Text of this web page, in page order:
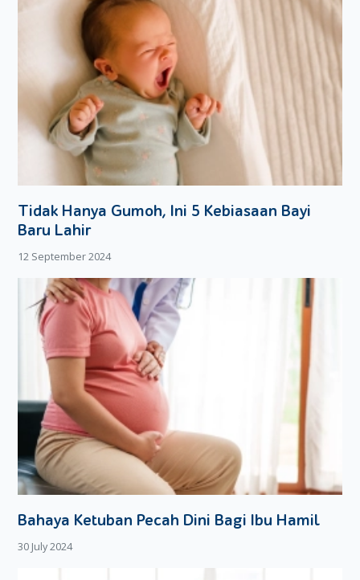
Tidak Hanya Gumoh, Ini 5 Kebiasaan Bayi
Baru Lahir
12 September 2024
Bahaya Ketuban Pecah Dini Bagi Ibu Hamil
30 July 2024